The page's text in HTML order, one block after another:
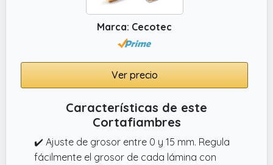
Marca: Cecotec
Ver precio
Características de este
Cortafiambres
✔️ Ajuste de grosor entre 0 y 15 mm. Regula
fácilmente el grosor de cada lámina con